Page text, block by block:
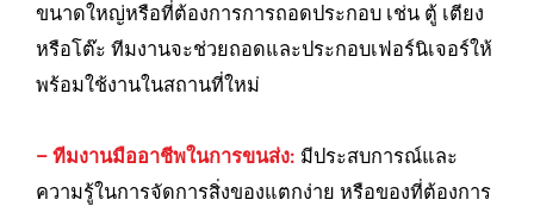
ขนาดใหญ่หรือที่ต้องการการถอดประกอบ เช่น ตู้ เตียง
หรือโต๊ะ ทีมงานจะช่วยถอดและประกอบเฟอร์นิเจอร์ให้
พร้อมใช้งานในสถานที่ใหม่
– ทีมงานมืออาชีพในการขนส่ง: มีประสบการณ์และ
ความรู้ในการจัดการสิ่งของแตกง่าย หรือของที่ต้องการ